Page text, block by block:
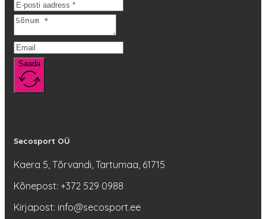
Saada
Secosport OÜ
Kaera 5, Tõrvandi, Tartumaa, 61715
Kõnepost: +372 529 0988
Kirjapost: info@secosport.ee